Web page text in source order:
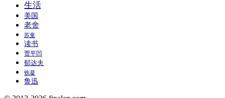
生活
美国
老舍
苏童
读书
贾平凹
郁达夫
铁凝
鲁迅